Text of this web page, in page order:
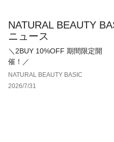
NATURAL BEAUTY
ニュース
＼2BUY 10%OFF 期間限定開
催！／
NATURAL BEAUTY BASIC
2026/7/31